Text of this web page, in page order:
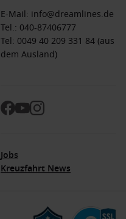
E-Mail: info@dreamlines.de
Tel.: 040-87406777
Tel: 0049 40 209 331 84 (aus
dem Ausland)
Jobs
Kreuzfahrt News